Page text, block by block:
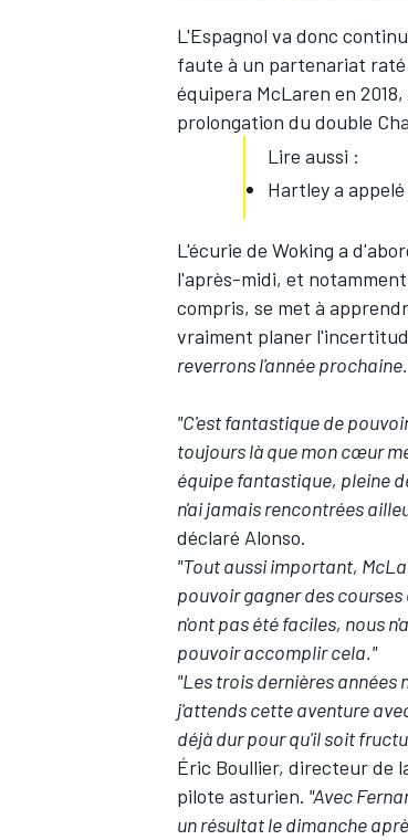
WEC
L'Espagnol va donc
faute à un partenariat
équipera McLaren en
prolongation du double
Lire aussi :
Hartley a
L'écurie de Woking a
l'après-midi, et
compris, se met à
vraiment planer
reverrons l'année
"C'est fantastique de
toujours là que mon cœur
équipe fantastique, pleine
n'ai jamais rencontrées
déclaré Alonso.
"Tout aussi important,
pouvoir gagner des
n'ont pas été faciles, nous
pouvoir accomplir cela."
"Les trois dernières années
j'attends cette aventure
déjà dur pour qu'il soit
Éric Boullier, directeur de
pilote asturien. "Avec
un résultat le dimanche